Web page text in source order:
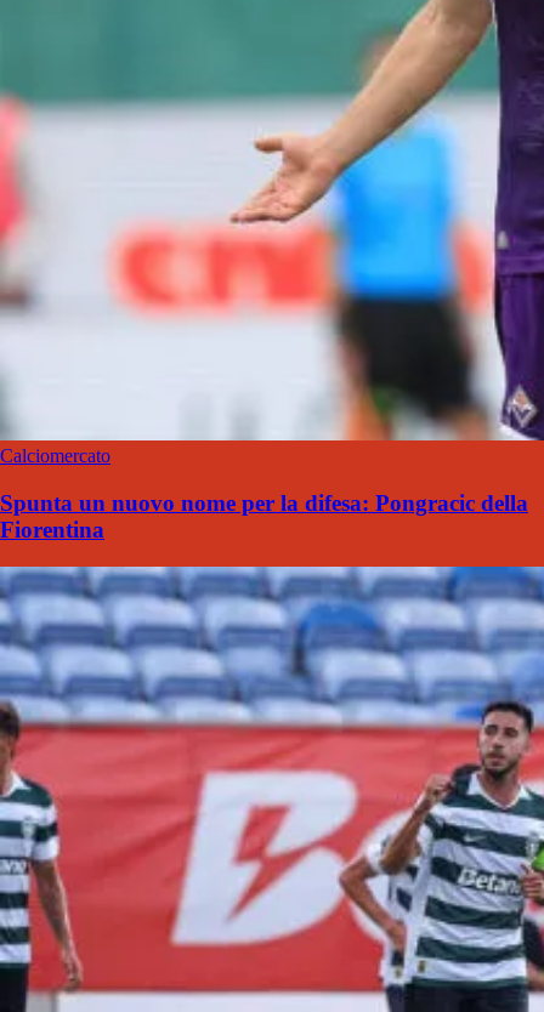
Calciomercato
Spunta un nuovo nome per la difesa: Pongracic della
Fiorentina